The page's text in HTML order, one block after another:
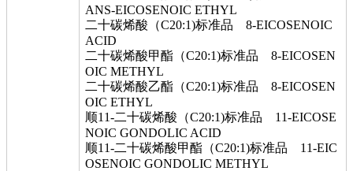
ANS-EICOSENOIC ETHYL
二十碳烯酸（C20:1)标准品 8-EICOSENOIC
ACID
二十碳烯酸甲酯（C20:1)标准品 8-EICOSEN
OIC METHYL
二十碳烯酸乙酯（C20:1)标准品 8-EICOSEN
OIC ETHYL
顺11-二十碳烯酸（C20:1)标准品 11-EICOSE
NOIC GONDOLIC ACID
顺11-二十碳烯酸甲酯（C20:1)标准品 11-EIC
OSENOIC GONDOLIC METHYL